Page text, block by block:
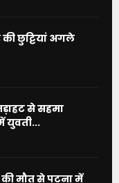
की छुट्टियां अगले
से सहमा
युवती...
की मौत से पटना में